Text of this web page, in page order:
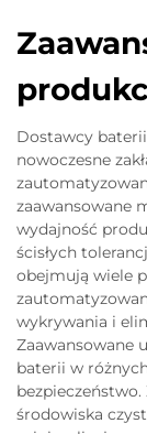
Dostawcy
nowoczesne
zaawansowane
wydajność
ścisłych
obejmują wiele
wykrywania i
Zaawansowane
baterii w
środowiska